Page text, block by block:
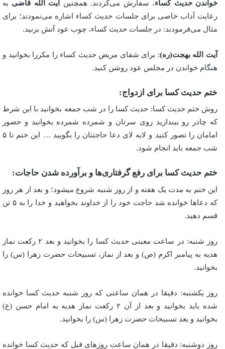
خواندن حدیث کساء، سفارش می‌کردند. همچنین آیت الله قاضی به
رعایت آداب خاصی برای جلسات حدیث کساء اشاره می‌نمودند؛ برای
مثال می‌فرمودند: در جلسات حدیث کساء، چوب عود آتش بزنید.
آیت الله بهجت(ره): برای شفای مریض حدیث کساء را مکررا بخوانید و
هنگام خواندن در مجلس عود روشن کنید.
ختم حدیث کسا برای ازدواج:
روش ختم حدیث کسا: حدیث کسا را در شب جمعه بخوانید با این شرط
که چادر رو بیندازید روی سرتان و شمرده شمرده بخوانید و حضور
امامان را تصور کنید و لابه لای دعا حاجتتان را بگویید … این ختم تا ۵
شب جمعه باید انجام شود.
ختم حدیث کسا برای رفع گرفتاری‌ها و برآورده شدن حاجات:
این ختم به مدت یک هفته و از روز شنبه شروع میشود؛ و بعد از هر روز
که دعا‌ها خوانده شد حاجت خود را از خداوند بخواهید و خدا را به ۵ تن
قسم دهید.
روز شنبه: در ساعت معینی حدیث کسا را بخوانید و بعد ۲ رکعت نماز
هدیه به پیامبر اکرم (ص) و بعد از نماز، تسبیحات حضرت زهرا (س) را
بخوانید.
روز یکشنبه: دقیقا در همان ساعتی که روز شنبه حدیث کسا خوانده
شده باید بخوانید و بعد از آن ۲ رکعت نماز هدیه به امام حسن (ع)
بخوانید و بعد تسبیحات حضرت زهرا (س) را بخوانید.
روز دوشنبه: دقیقا در همان ساعت روز‌های قبل که حدیث کسا خوانده